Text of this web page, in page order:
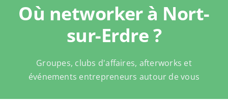
Où networker à Nort-
sur-Erdre ?
Groupes, clubs d'affaires, afterworks et
événements entrepreneurs autour de vous